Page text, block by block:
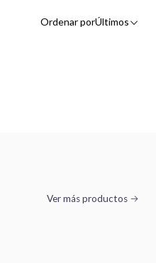
Ordenar porÚltimos
Ver más productos